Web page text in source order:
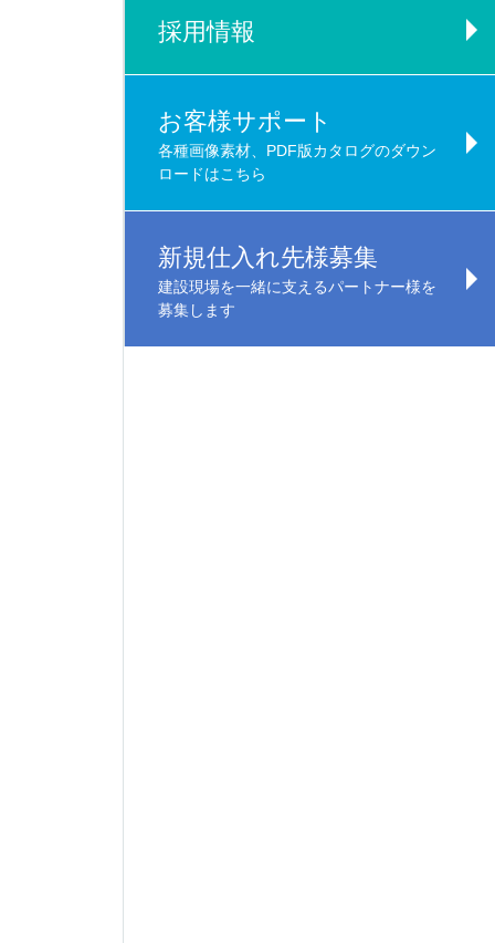
採用情報
お客様サポート
各種画像素材、PDF版カタログのダウン
ロードはこちら
新規仕入れ先様募集
建設現場を一緒に支えるパートナー様を
募集します